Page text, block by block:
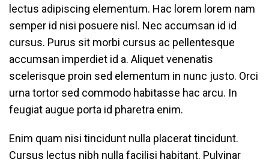
lectus adipiscing elementum. Hac lorem lorem nam
semper id nisi posuere nisl. Nec accumsan id id
cursus. Purus sit morbi cursus ac pellentesque
accumsan imperdiet id a. Aliquet venenatis
scelerisque proin sed elementum in nunc justo. Orci
urna tortor sed commodo habitasse hac arcu. In
feugiat augue porta id pharetra enim.
Enim quam nisi tincidunt nulla placerat tincidunt.
Cursus lectus nibh nulla facilisi habitant. Pulvinar